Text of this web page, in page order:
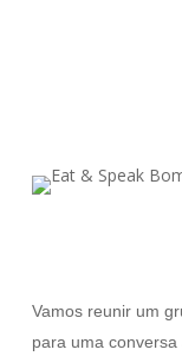
Vamos reunir um
para uma